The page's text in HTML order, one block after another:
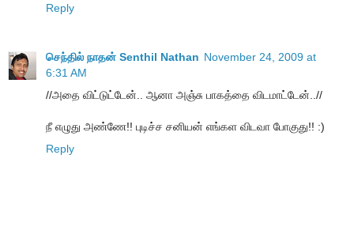
Reply
செந்தில் நாதன் Senthil Nathan November 24, 2009 at
6:31 AM
//அதை விட்டுட்டேன்.. ஆனா அஞ்சு பாகத்தை விடமாட்டேன்..//
நீ எழுது அண்ணே!! புடிச்ச சனியன் எங்கள விடவா போகுது!! :)
Reply